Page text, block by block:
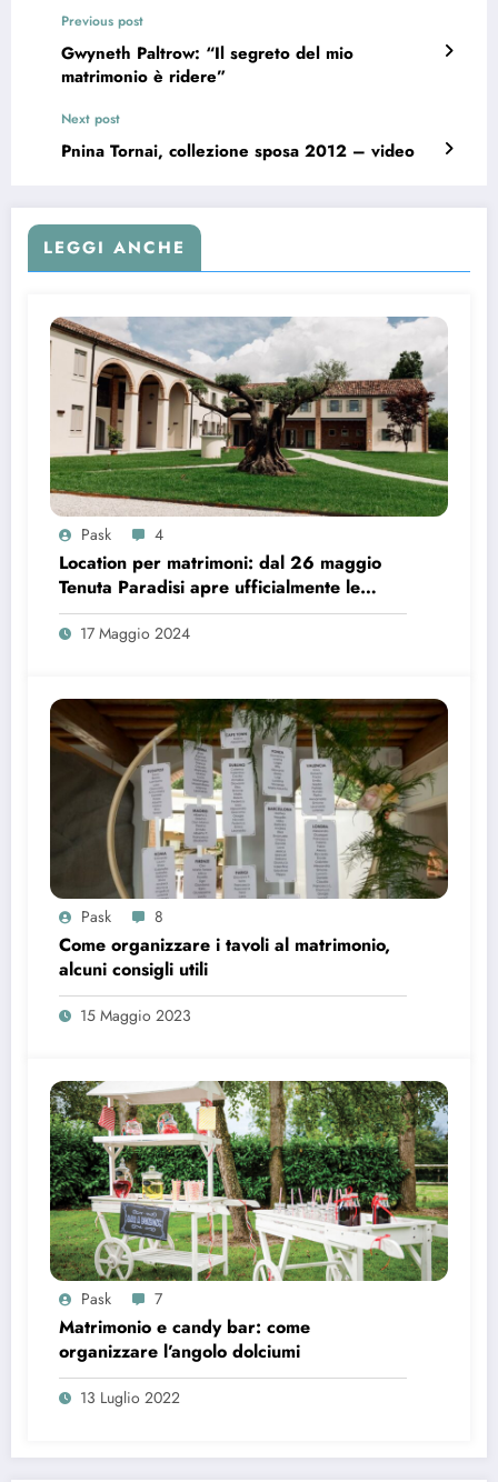
Previous post
Gwyneth Paltrow: “Il segreto del mio
matrimonio è ridere”
Next post
Pnina Tornai, collezione sposa 2012 – video
LEGGI ANCHE
Pask 4
Location per matrimoni: dal 26 maggio
Tenuta Paradisi apre ufficialmente le
prenotazioni
17 Maggio 2024
Pask 8
Come organizzare i tavoli al matrimonio,
alcuni consigli utili
15 Maggio 2023
Pask 7
Matrimonio e candy bar: come
organizzare l’angolo dolciumi
13 Luglio 2022